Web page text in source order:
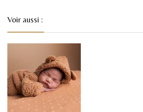
Voir aussi :